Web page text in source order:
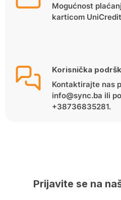
Mogućnost
karticom
Korisnička
Kontaktirajte nas
info@sync.ba ili
+38736835281.
Prijavite se na